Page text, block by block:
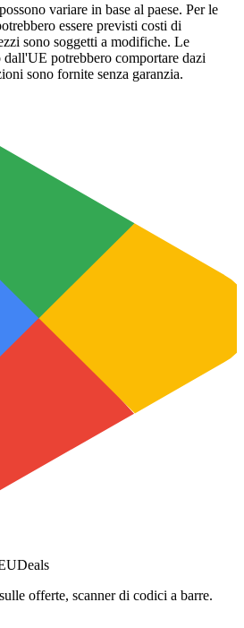
variare in base al paese. Per le
essere previsti costi di
sono soggetti a modifiche. Le
potrebbero comportare dazi
sono fornite senza garanzia.
offerte, scanner di codici a barre.